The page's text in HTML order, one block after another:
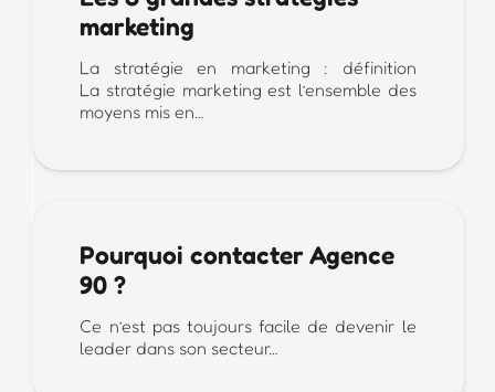
marketing
La stratégie en marketing : définition
La stratégie marketing est l’ensemble des
moyens mis en…
Pourquoi contacter Agence
90 ?
Ce n’est pas toujours facile de devenir le
leader dans son secteur…